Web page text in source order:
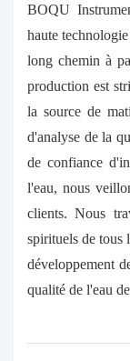
BOQU
haute
long chemin à
production est
la source de
d'analyse de la
de confiance
l'eau, nous
clients. Nous
spirituels de tous
développement
qualité de l'eau